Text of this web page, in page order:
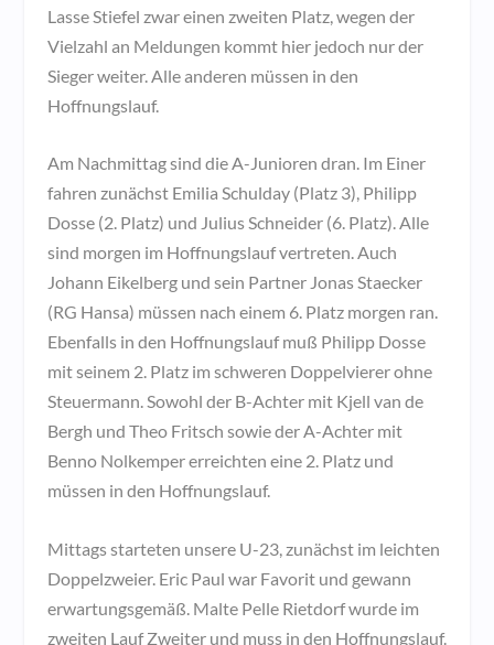
Lasse Stiefel zwar einen zweiten Platz, wegen der
Vielzahl an Meldungen kommt hier jedoch nur der
Sieger weiter. Alle anderen müssen in den
Hoffnungslauf.
Am Nachmittag sind die A-Junioren dran. Im Einer
fahren zunächst Emilia Schulday (Platz 3), Philipp
Dosse (2. Platz) und Julius Schneider (6. Platz). Alle
sind morgen im Hoffnungslauf vertreten. Auch
Johann Eikelberg und sein Partner Jonas Staecker
(RG Hansa) müssen nach einem 6. Platz morgen ran.
Ebenfalls in den Hoffnungslauf muß Philipp Dosse
mit seinem 2. Platz im schweren Doppelvierer ohne
Steuermann. Sowohl der B-Achter mit Kjell van de
Bergh und Theo Fritsch sowie der A-Achter mit
Benno Nolkemper erreichten eine 2. Platz und
müssen in den Hoffnungslauf.
Mittags starteten unsere U-23, zunächst im leichten
Doppelzweier. Eric Paul war Favorit und gewann
erwartungsgemäß. Malte Pelle Rietdorf wurde im
zweiten Lauf Zweiter und muss in den Hoffnungslauf.